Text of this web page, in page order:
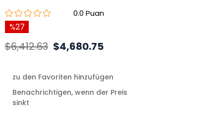
0.0
27
$6,412.63 $4,680.75
zu den Favoriten hinzufügen
Benachrichtigen, wenn der Preis
sinkt